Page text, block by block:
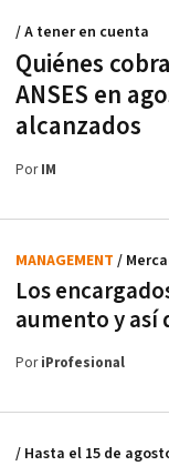
Quiénes
ANSES en
alcanzados
/ A tener en cuenta
PorIM
Los
aumento y así
MANAGEMENT /
PoriProfesional
/ Hasta el 15 de